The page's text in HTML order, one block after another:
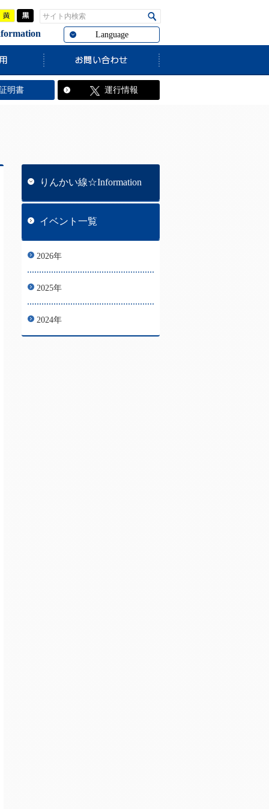
青 黄 サイト内検索
Language
明書 運行情報
りんかい線☆Information
イベント一覧
2026年
2025年
2024年